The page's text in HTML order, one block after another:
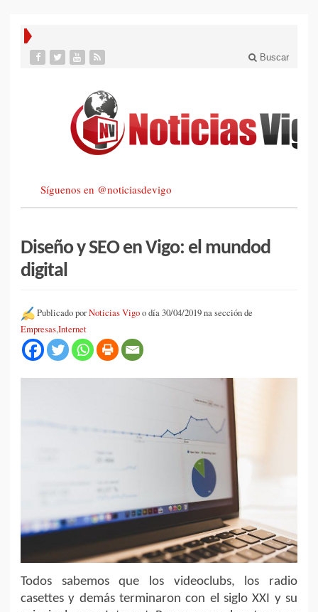
Buscar
Síguenos en @noticiasdevigo
Diseño y SEO en Vigo: el mundod
digital
Publicado porNoticias Vigoo día 30/04/2019 na sección de
Empresas,Internet
Todos sabemos que los videoclubs, los radio
casettes y demás terminaron con el siglo XXI y su